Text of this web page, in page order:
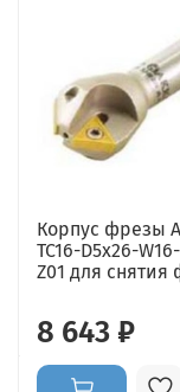
Корпус фрезы
TC16-D5x26-
Z01 для снятия
8 643 ₽